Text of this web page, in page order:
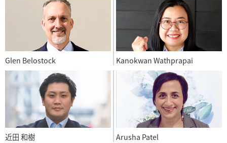
Glen Belostock Kanokwan Wathprapai
近田 和樹 Arusha Patel